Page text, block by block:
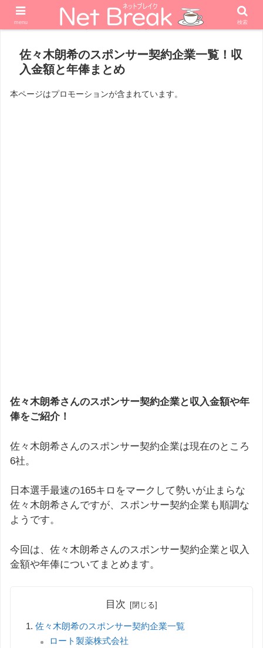
ホーム スポーツ 野球
佐々木朗希のスポンサー契約企業一覧！収
入金額と年俸まとめ
本ページはプロモーションが含まれています。
佐々木朗希さんのスポンサー契約企業と収入金額や年
俸をご紹介！
佐々木朗希さんのスポンサー契約企業は現在のところ
6社。
日本選手最速の165キロをマークして勢いが止まらな
佐々木朗希さんですが、スポンサー契約企業も順調な
ようです。
今回は、佐々木朗希さんのスポンサー契約企業と収入
金額や年俸についてまとめます。
目次
佐々木朗希のスポンサー契約企業一覧
ロート製薬株式会社
menu 検索